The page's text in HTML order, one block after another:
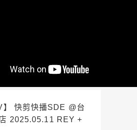
】 快剪快播SDE @台
2025.05.11 REY +